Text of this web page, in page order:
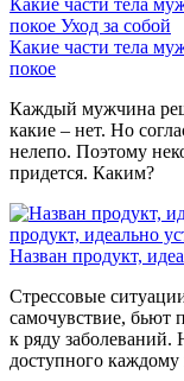
Какие части тела
покое Уход за собой
Какие части тела
покое
Каждый мужчина
какие – нет. Но
нелепо. Поэтому
придется. Каким?
продукт, идеально
Назван продукт,
Стрессовые
самочувствие, бьют
к ряду заболеваний.
доступного каждому